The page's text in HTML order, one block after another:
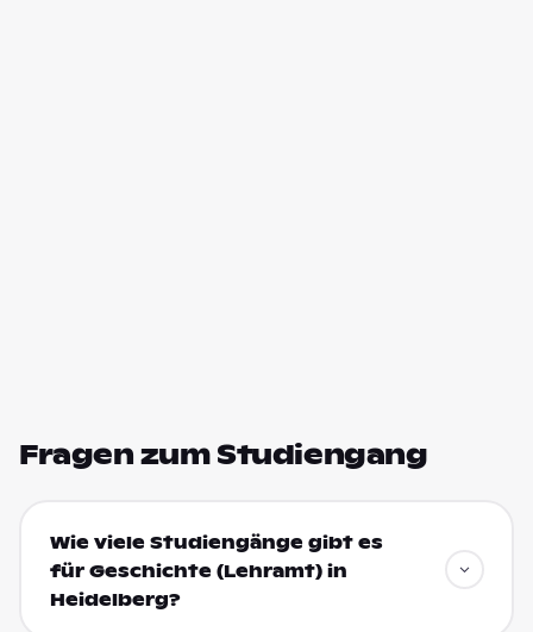
Fragen zum Studiengang
Wie viele Studiengänge gibt es
für Geschichte (Lehramt) in
Heidelberg?